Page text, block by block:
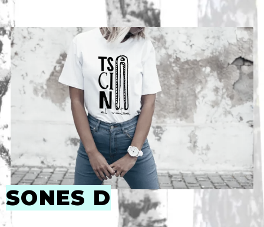
SONES DEL|